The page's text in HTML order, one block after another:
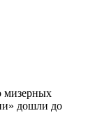
мизерных
дошли до